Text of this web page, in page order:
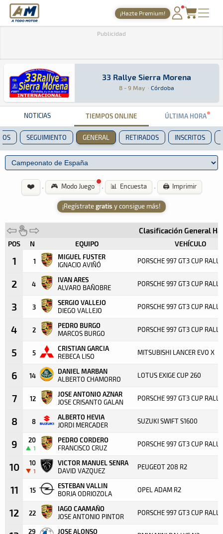
A Todo Motor · Revista del motor desde 1999
¡Hazte Premium!
NOTICIAS
AGENDA
GALERÍAS
TIENDA
ARCHIVO
Publicidad
33 Rallye Sierra Morena
33 Rallye Sierra Morena
8 - 9 May · Córdoba
Rally · 33 Rallye Sierra Morena: Aquí
Córdoba
NOTICIAS TIEMPOS ONLINE ÚLTIMA HORA
SEGUIMIENTO GENERAL RETIRADOS INSCRITOS
❤️ · 🎮 Modo Juego · 📊 Encuesta · 🖨️ Imprimir
¡Regístrategratis y consigue más!
Clasificación General
POS N EQUIPO VEHÍCULO
1 1
MIGUEL FUSTER
IGNACIO AVIÑÓ PORSCHE 997 GT3 CUP
2 4
IVAN ARES
ALVARO BAÑOBRE PORSCHE 997 GT3 CUP
3 3
SERGIO VALLEJO
DIEGO VALLEJO PORSCHE 997 GT3 CUP
4 2
PEDRO BURGO
MARCOS BURGO PORSCHE 997 GT3 CUP
5 5
CRISTIAN GARCIA
REBECA LISO MITSUBISHI LANCER EVO X
6 14
DANIEL MARBAN
ALBERTO CHAMORRO LOTUS EXIGE CUP 260
7 12
JOSE ANTONIO AZNAR
JOSE CRISANTO GALAN PORSCHE 997 GT3 CUP
8 8
ALBERTO HEVIA
JORDI MERCADER SUZUKI SWIFT S1600
9 20
1
PEDRO CORDERO
FRANCISCO CRUZ PORSCHE 997 GT3 CUP
10 10
1
VICTOR MANUEL SENRA
DAVID VAZQUEZ PEUGEOT 208 R2
11 15
ESTEBAN VALLIN
BORJA ODRIOZOLA OPEL ADAM R2
12 22
IAGO CAAMAÑO
JOSE ANTONIO PINTOR PORSCHE 997 GT3 CUP
29 JOSE ALONSO